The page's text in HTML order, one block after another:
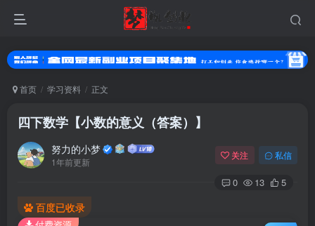
首页 学习资料 正文
四下数学【小数的意义（答案）】
努力的小梦
1年前更新
关注 私信
0 13 5
百度已收录